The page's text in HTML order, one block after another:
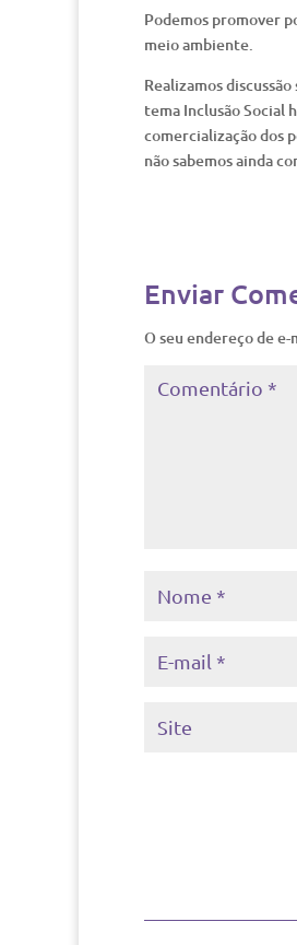
Podemos promover
meio ambiente.
Realizamos
tema Inclusão Social
comercialização dos
não sabemos ainda
Enviar
O seu endereço de